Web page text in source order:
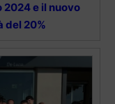
2024 e il nuovo
del 20%